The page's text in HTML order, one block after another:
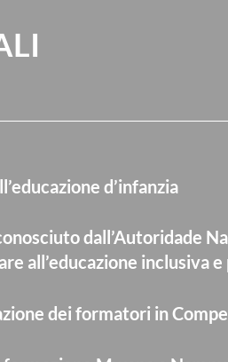
d’infanzia
dall’Autoridade
all’educazione inclusiva e
dei formatori in